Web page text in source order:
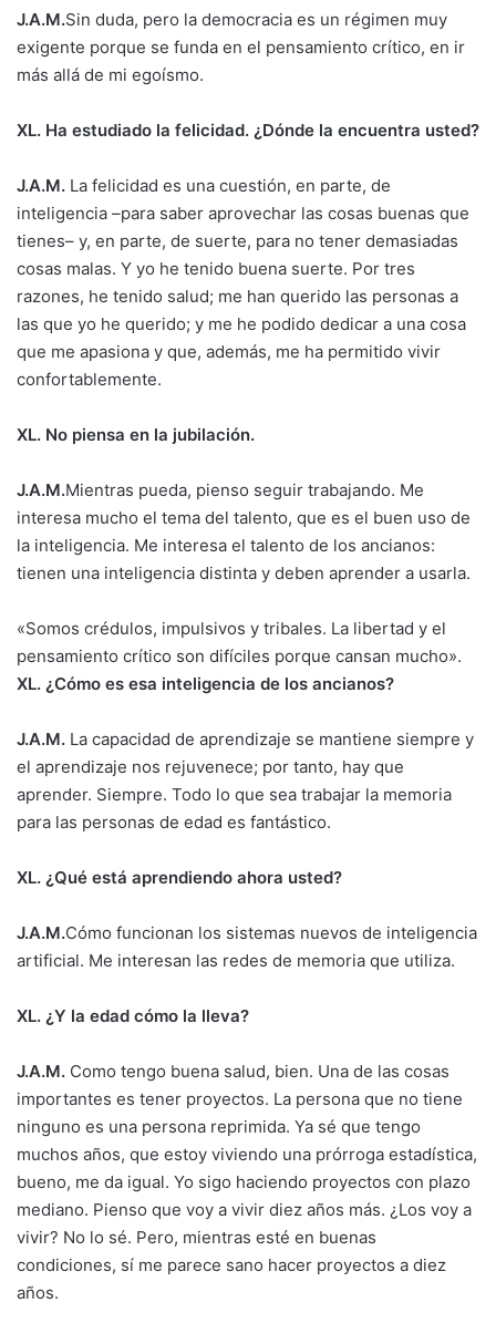
J.A.M.Sin duda, pero la democracia es un régimen muy
exigente porque se funda en el pensamiento crítico, en ir
más allá de mi egoísmo.
XL. Ha estudiado la felicidad. ¿Dónde la encuentra usted?
J.A.M. La felicidad es una cuestión, en parte, de
inteligencia –para saber aprovechar las cosas buenas que
tienes– y, en parte, de suerte, para no tener demasiadas
cosas malas. Y yo he tenido buena suerte. Por tres
razones, he tenido salud; me han querido las personas a
las que yo he querido; y me he podido dedicar a una cosa
que me apasiona y que, además, me ha permitido vivir
confortablemente.
XL. No piensa en la jubilación.
J.A.M.Mientras pueda, pienso seguir trabajando. Me
interesa mucho el tema del talento, que es el buen uso de
la inteligencia. Me interesa el talento de los ancianos:
tienen una inteligencia distinta y deben aprender a usarla.
«Somos crédulos, impulsivos y tribales. La libertad y el
pensamiento crítico son difíciles porque cansan mucho».
XL. ¿Cómo es esa inteligencia de los ancianos?
J.A.M. La capacidad de aprendizaje se mantiene siempre y
el aprendizaje nos rejuvenece; por tanto, hay que
aprender. Siempre. Todo lo que sea trabajar la memoria
para las personas de edad es fantástico.
XL. ¿Qué está aprendiendo ahora usted?
J.A.M.Cómo funcionan los sistemas nuevos de inteligencia
artificial. Me interesan las redes de memoria que utiliza.
XL. ¿Y la edad cómo la lleva?
J.A.M. Como tengo buena salud, bien. Una de las cosas
importantes es tener proyectos. La persona que no tiene
ninguno es una persona reprimida. Ya sé que tengo
muchos años, que estoy viviendo una prórroga estadística,
bueno, me da igual. Yo sigo haciendo proyectos con plazo
mediano. Pienso que voy a vivir diez años más. ¿Los voy a
vivir? No lo sé. Pero, mientras esté en buenas
condiciones, sí me parece sano hacer proyectos a diez
años.